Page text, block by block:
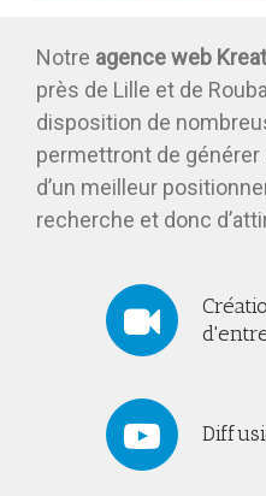
Notre agence web
près de Lille et de
disposition de
permettront de
d’un meilleur
recherche et donc